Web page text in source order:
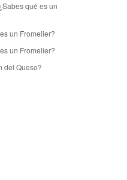
qué es un
un Fromelier?
un Fromelier?
del Queso?